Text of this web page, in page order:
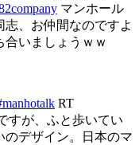
マンホール
、お仲間なのですよ
合いましょうｗｗ
RT
すが、ふと歩いてい
のデザイン。日本のマ